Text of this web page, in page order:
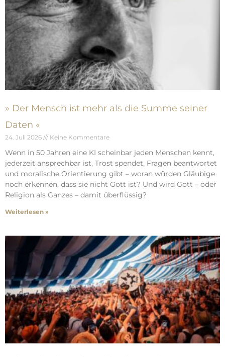
» Der Mensch ist mehr als die Summe seiner
Daten «
24. Juli 2026 Keine Kommentare
Wenn in 50 Jahren eine KI scheinbar jeden Menschen kennt,
jederzeit ansprechbar ist, Trost spendet, Fragen beantwortet
und moralische Orientierung gibt – woran würden Gläubige
noch erkennen, dass sie nicht Gott ist? Und wird Gott – oder
Religion als Ganzes – damit überflüssig?
Weiterlesen »